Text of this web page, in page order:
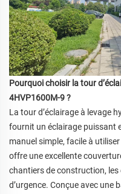
Pourquoi choisir la tour
4HVP1600M-9 ?
La tour d’éclairage à levage
fournit un éclairage puissant
manuel simple, facile à
offre une excellente
chantiers de construction,
d’urgence. Conçue avec une